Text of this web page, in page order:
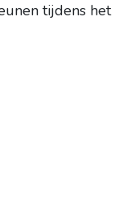
tijdens het